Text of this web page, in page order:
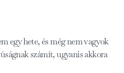
egy hete, és még nem vagyok
számít, ugyanis akkora